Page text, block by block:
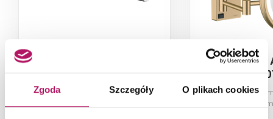
Zgoda Szczegóły O plikach cookies
41770000
Wieszak na ręcznik podwójny, 45
cm, chrom
Hansgrohe
Lusterko